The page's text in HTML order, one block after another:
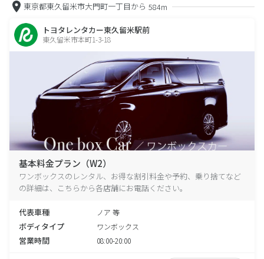
東京都東久留米市大門町一丁目から 584m
トヨタレンタカー東久留米駅前
東久留米市本町1-3-18
基本料金プラン（W2）
ワンボックスのレンタル、お得な割引料金や予約、乗り捨てなど
の詳細は、こちらから各店舗にお電話ください。
代表車種 ノア 等
ボディタイプ ワンボックス
営業時間 08:00-20:00